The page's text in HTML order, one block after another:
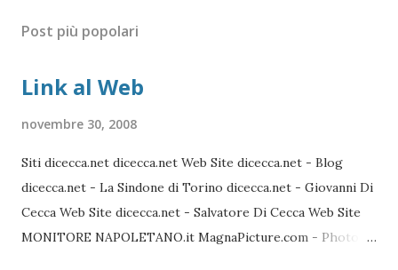
Post più popolari
Link al Web
novembre 30, 2008
Siti dicecca.net dicecca.net Web Site dicecca.net - Blog
dicecca.net - La Sindone di Torino dicecca.net - Giovanni Di
Cecca Web Site dicecca.net - Salvatore Di Cecca Web Site
MONITORE NAPOLETANO.it MagnaPicture.com - Photo